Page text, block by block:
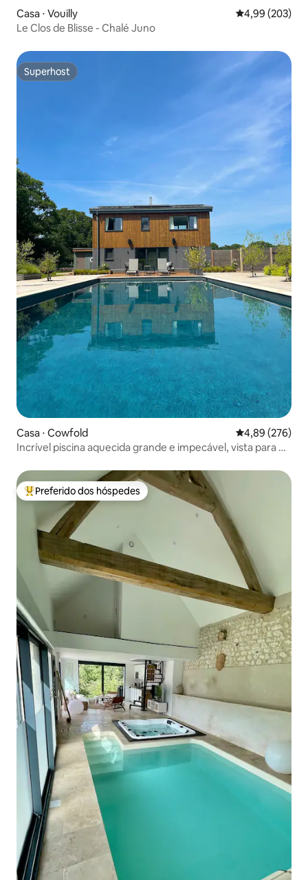
Casa ⋅ Vouilly 4,99 de uma
4,99 (203)
Le Clos de Blisse - Chalé Juno
Superhost
Superhost
Casa ⋅ Cowfold 4,89 de uma
4,89 (276)
Incrível piscina aquecida grande e impecável, vista para o
Entre os melhores preferidos dos hóspedes
Preferido dos hóspedes